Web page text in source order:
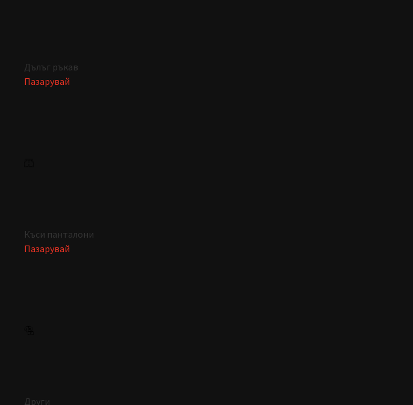
Дълъг ръкав
Пазарувай
Къси панталони
Пазарувай
Други